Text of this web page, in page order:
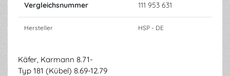
Vergleichsnummer 111 953 631
Hersteller HSP - DE
Käfer, Karmann 8.71-
Typ 181 (Kübel) 8.69-12.79